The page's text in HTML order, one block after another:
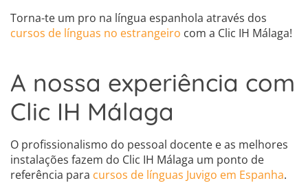
Torna-te um pro na língua espanhola através dos
cursos de línguas no estrangeiro com a Clic IH Málaga!
A nossa experiência com
Clic IH Málaga
O profissionalismo do pessoal docente e as melhores
instalações fazem do Clic IH Málaga um ponto de
referência para cursos de línguas Juvigo em Espanha.